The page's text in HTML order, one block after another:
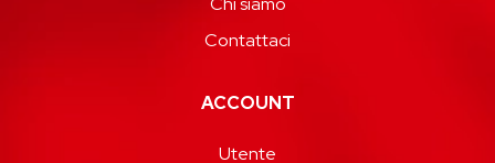
Contattaci
ACCOUNT
Utente